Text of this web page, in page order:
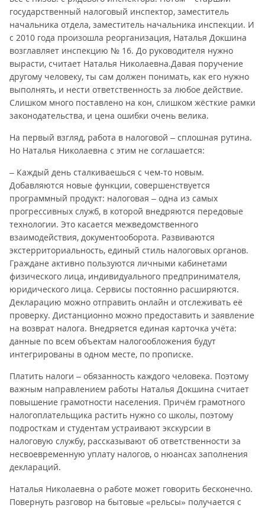
государственный налоговый инспектор, заместитель
начальника отдела, заместитель начальника инспекции. И
с 2010 года произошла реорганизация, Наталья Докшина
возглавляет инспекцию № 16. До руководителя нужно
вырасти, считает Наталья Николаевна.Давая поручение
другому человеку, ты сам должен понимать, как его нужно
выполнять, и нести ответственность за любое действие.
Слишком много поставлено на кон, слишком жёсткие рамки
законодательства, и цена ошибки очень велика.
На первый взгляд, работа в налоговой – сплошная рутина.
Но Наталья Николаевна с этим не соглашается:
– Каждый день сталкиваешься с чем-то новым.
Добавляются новые функции, совершенствуется
программный продукт: налоговая – одна из самых
прогрессивных служб, в которой внедряются передовые
технологии. Это касается межведомственного
взаимодействия, документооборота. Развиваются
экстерриториальность, единый стиль налоговых органов.
Граждане активно пользуются личными кабинетами
физического лица, индивидуального предпринимателя,
юридического лица. Сервисы постоянно расширяются.
Декларацию можно отправить онлайн и отслеживать её
проверку. Дистанционно можно предоставить и заявление
на возврат налога. Внедряется единая карточка учёта:
данные по всем объектам налогообложения будут
интегрированы в одном месте, по прописке.
Платить налоги – обязанность каждого человека. Поэтому
важным направлением работы Наталья Докшина считает
повышение грамотности населения. Причём грамотного
налогоплательщика растить нужно со школы, поэтому
подросткам и студентам устраивают экскурсии в
налоговую службу, рассказывают об ответственности за
несвоевременную уплату налогов, о нюансах заполнения
деклараций.
Наталья Николаевна о работе может говорить бесконечно.
Повернуть разговор на бытовые «рельсы» получается с